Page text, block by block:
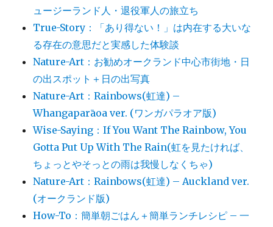
ュージーランド人・退役軍人の旅立ち
True-Story：「あり得ない！」は内在する大いな
る存在の意思だと実感した体験談
Nature-Art：お勧めオークランド中心市街地・日
の出スポット＋日の出写真
Nature-Art：Rainbows(虹達) –
Whangaparāoa ver. (ワンガパラオア版)
Wise-Saying：If You Want The Rainbow, You
Gotta Put Up With The Rain(虹を見たければ、
ちょっとやそっとの雨は我慢しなくちゃ)
Nature-Art：Rainbows(虹達) – Auckland ver.
(オークランド版)
How-To：簡単朝ごはん＋簡単ランチレシピ – 一